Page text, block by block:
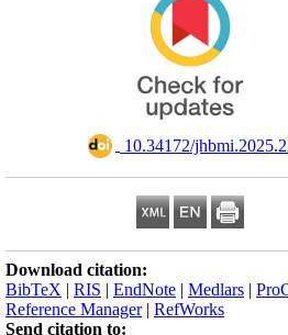
10.34172/
Download citation:
BibTeX | RIS | EndNote | Medlars |
Reference Manager| RefWorks
Send citation to: